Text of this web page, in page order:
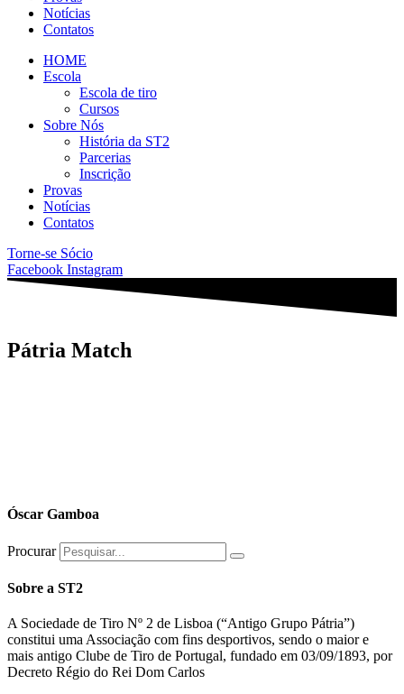
Notícias
Contatos
HOME
Escola
Escola de tiro
Cursos
Sobre Nós
História da ST2
Parcerias
Inscrição
Provas
Notícias
Contatos
Torne-se Sócio
Facebook Instagram
Pátria Match
Óscar Gamboa
Procurar
Sobre a ST2
A Sociedade de Tiro Nº 2 de Lisboa (“Antigo Grupo Pátria”)
constitui uma Associação com fins desportivos, sendo o maior e
mais antigo Clube de Tiro de Portugal, fundado em 03/09/1893, por
Decreto Régio do Rei Dom Carlos